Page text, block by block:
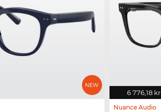
6 776,18 kr
Nuance Audio